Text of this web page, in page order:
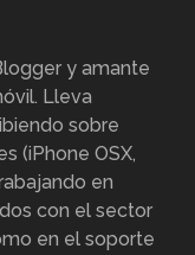
y amante
Lleva
sobre
(iPhone OSX,
en
con el sector
en el soporte